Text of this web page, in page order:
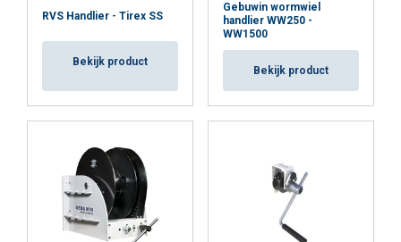
RVS Handlier - Tirex SS
Bekijk product
Gebuwin wormwiel
handlier WW250 -
WW1500
Bekijk product